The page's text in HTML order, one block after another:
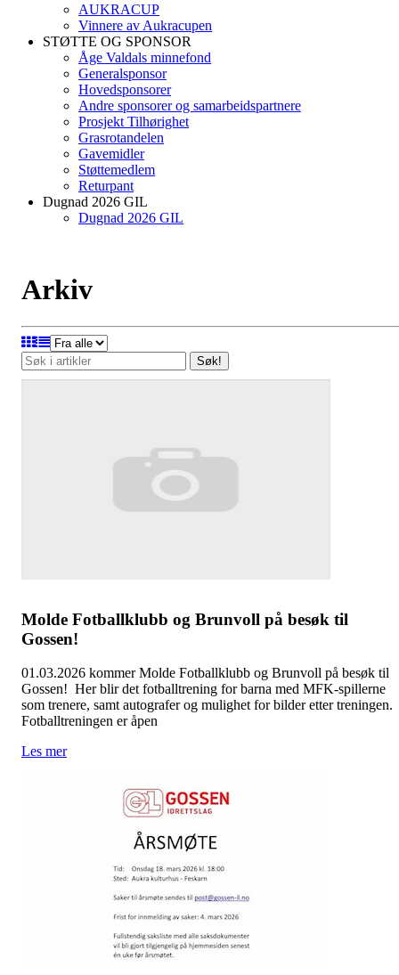
AUKRACUP
Vinnere av Aukracupen
STØTTE OG SPONSOR
Åge Valdals minnefond
Generalsponsor
Hovedsponsorer
Andre sponsorer og samarbeidspartnere
Prosjekt Tilhørighet
Grasrotandelen
Gavemidler
Støttemedlem
Returpant
Dugnad 2026 GIL
Dugnad 2026 GIL
Arkiv
Søk!
Molde Fotballklubb og Brunvoll på besøk til
Gossen!
01.03.2026 kommer Molde Fotballklubb og Brunvoll på besøk til
Gossen! Her blir det fotballtrening for barna med MFK-spillerne
som trenere, samt autografer og mulighet for bilder etter treningen.
Fotballtreningen er åpen
Les mer